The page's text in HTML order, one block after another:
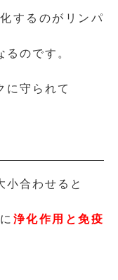
するのがリンパ
のです。
に守られて
小合わせると
浄化作用と免疫